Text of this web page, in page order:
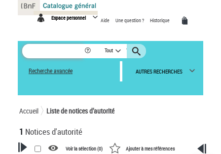
Espace personnel Aide Une question ? Historique
Tout
Recherche avancée AUTRES RECHERCHES
Accueil Liste de notices d’autorité
1 Notices d'autorité
Voir la sélection (0) Ajouter à mes références
Panneau de gestion des cookies